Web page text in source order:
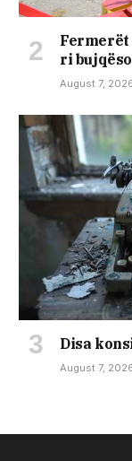
Fermerët
ri
August 7,
Disa
August 7,